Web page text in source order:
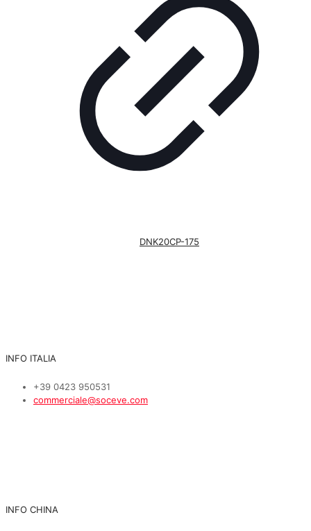
DNK20CP-175
INFO ITALIA
+39 0423 950531
commerciale@soceve.com
INFO CHINA